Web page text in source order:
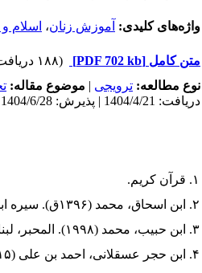
واژه‌های کلیدی: آموزش زنان، اسلام
متن کامل [PDF 702 kb]
(۱۸۸ دریافت)
نوع مطالعه: ترویجی | موضوع مقاله:
دریافت: 1404/4/21 | پذیرش: 1404/6/28
۱. قرآن کریم.
۲. ابن اسحاق، محمد (۱۳۹۶ق). سیره ابن اسحاق. تحقیق محمد حمیدالله. رباط: معهد الدراسا‌ت‌ و الابحا‌ث‌ للتعریب‌.
۳. ابن حبیب، محمد (۱۹۹۸). المحبر، لبنان: دارالافاق الجدیده.
۴. ابن حجر عسقلانی، احمد بن علی (۱۴۱۵). الإصابه فی تمییز الصحابه. بیروت: دارالکتب العلمیه.